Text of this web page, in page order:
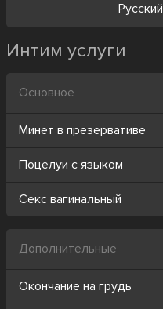
Русский
Интим услуги
Основное
Минет в презервативе
Поцелуи с языком
Секс вагинальный
Дополнительные
Окончание на грудь